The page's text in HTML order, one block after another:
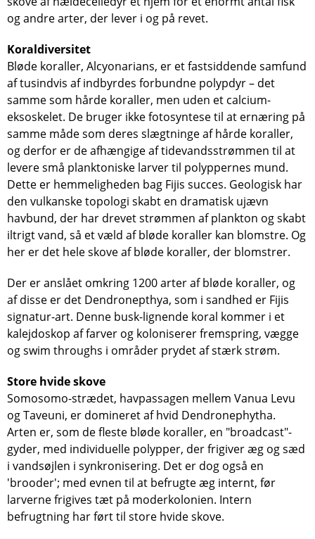
og andre arter, der lever i og på revet.
Koraldiversitet
Bløde koraller, Alcyonarians, er et fastsiddende samfund
af tusindvis af indbyrdes forbundne polypdyr – det
samme som hårde koraller, men uden et calcium-
eksoskelet. De bruger ikke fotosyntese til at ernæring på
samme måde som deres slægtninge af hårde koraller,
og derfor er de afhængige af tidevandsstrømmen til at
levere små planktoniske larver til polyppernes mund.
Dette er hemmeligheden bag Fijis succes. Geologisk har
den vulkanske topologi skabt en dramatisk ujævn
havbund, der har drevet strømmen af ​​plankton og skabt
iltrigt vand, så et væld af bløde koraller kan blomstre. Og
her er det hele skove af bløde koraller, der blomstrer.
Der er anslået omkring 1200 arter af bløde koraller, og
af disse er det Dendronepthya, som i sandhed er Fijis
signatur-art. Denne busk-lignende koral kommer i et
kalejdoskop af farver og koloniserer fremspring, vægge
og swim throughs i områder prydet af stærk strøm.
Store hvide skove
Somosomo-strædet, havpassagen mellem Vanua Levu
og Taveuni, er domineret af hvid Dendronephytha.
Arten er, som de fleste bløde koraller, en "broadcast"-
gyder, med individuelle polypper, der frigiver æg og sæd
i vandsøjlen i synkronisering. Det er dog også en
'brooder'; med evnen til at befrugte æg internt, før
larverne frigives tæt på moderkolonien. Intern
befrugtning har ført til store hvide skove.